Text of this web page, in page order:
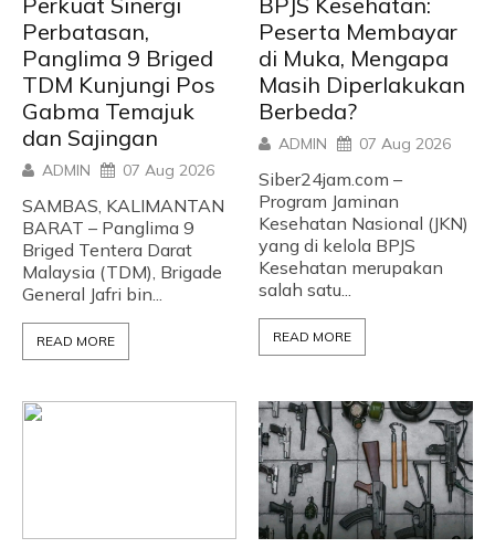
Perbatasan,
Panglima 9 Briged
TDM Kunjungi Pos
Gabma Temajuk
dan Sajingan
ADMIN 07 Aug 2026
SAMBAS, KALIMANTAN
BARAT – Panglima 9
Briged Tentera Darat
Malaysia (TDM), Brigade
General Jafri bin...
READ MORE
Peserta Membayar
di Muka, Mengapa
Masih Diperlakukan
Berbeda?
ADMIN 07 Aug 2026
Siber24jam.com –
Program Jaminan
Kesehatan Nasional (JKN)
yang di kelola BPJS
Kesehatan merupakan
salah satu...
READ MORE